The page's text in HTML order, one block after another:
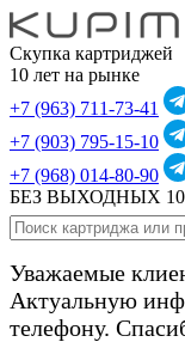
Скупка картриджей
10 лет на рынке
+7 (963) 711-73-41
+7 (903) 795-15-10
+7 (968) 014-80-90
БЕЗ ВЫХОДНЫХ
Уважаемые
Актуальную
телефону.